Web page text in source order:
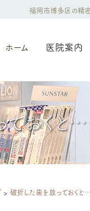
福岡市博多区の精
ホーム 医院案内
ておくと
> 破折した歯を放っておく